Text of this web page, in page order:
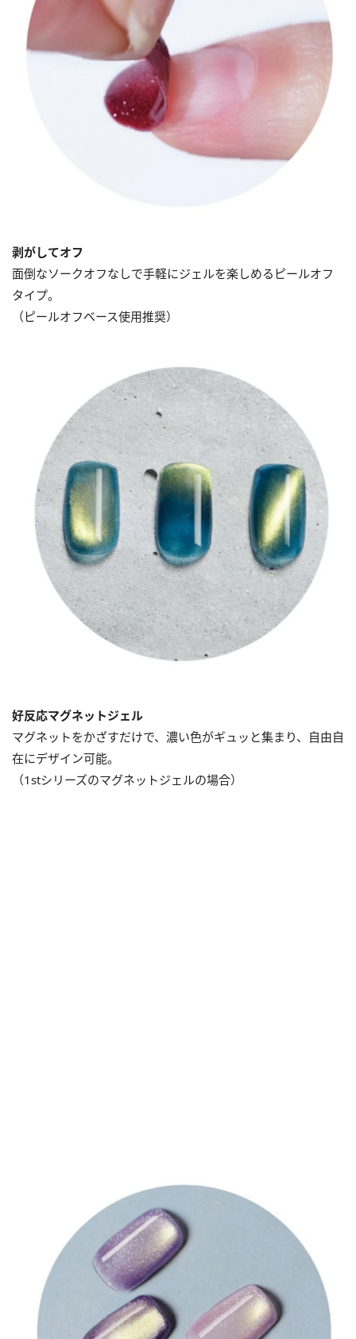
剥がしてオフ
面倒なソークオフなしで手軽にジェルを楽しめるピールオフ
タイプ。
（ピールオフベース使用推奨）
好反応マグネットジェル
マグネットをかざすだけで、濃い色がギュッと集まり、自由自
在にデザイン可能。
（1stシリーズのマグネットジェルの場合）